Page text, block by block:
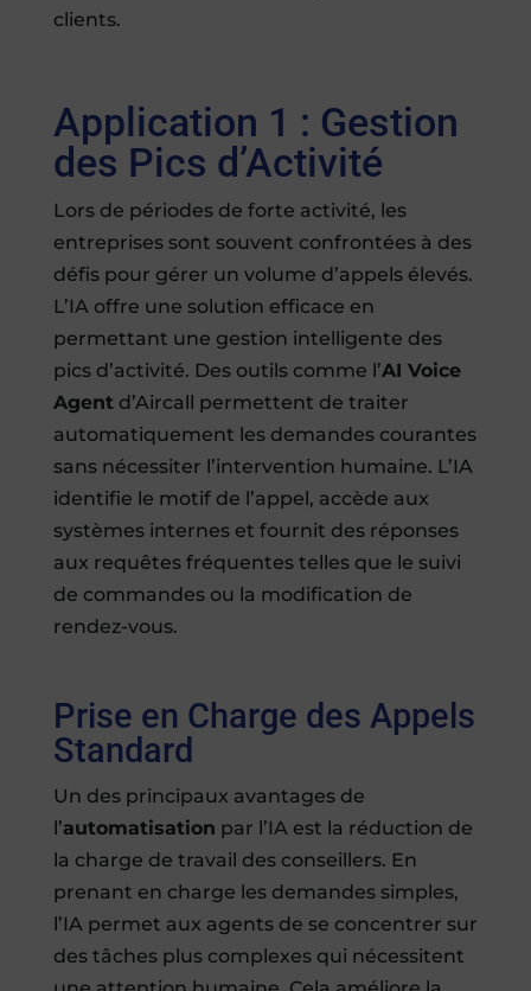
clients.
Application 1 : Gestion
des Pics d’Activité
Lors de périodes de forte activité, les
entreprises sont souvent confrontées à des
défis pour gérer un volume d’appels élevés.
L’IA offre une solution efficace en
permettant une gestion intelligente des
pics d’activité. Des outils comme l’AI Voice
Agentd’Aircall permettent de traiter
automatiquement les demandes courantes
sans nécessiter l’intervention humaine. L’IA
identifie le motif de l’appel, accède aux
systèmes internes et fournit des réponses
aux requêtes fréquentes telles que le suivi
de commandes ou la modification de
rendez-vous.
Prise en Charge des Appels
Standard
Un des principaux avantages de
l’automatisation par l’IA est la réduction de
la charge de travail des conseillers. En
prenant en charge les demandes simples,
l’IA permet aux agents de se concentrer sur
des tâches plus complexes qui nécessitent